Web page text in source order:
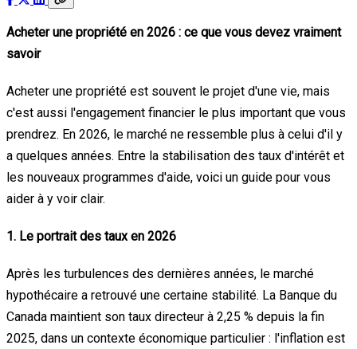
Acheter une propriété en 2026 : ce que vous devez vraiment
savoir
Acheter une propriété est souvent le projet d'une vie, mais
c'est aussi l'engagement financier le plus important que vous
prendrez. En 2026, le marché ne ressemble plus à celui d'il y
a quelques années. Entre la stabilisation des taux d'intérêt et
les nouveaux programmes d'aide, voici un guide pour vous
aider à y voir clair.
1. Le portrait des taux en 2026
Après les turbulences des dernières années, le marché
hypothécaire a retrouvé une certaine stabilité. La Banque du
Canada maintient son taux directeur à 2,25 % depuis la fin
2025, dans un contexte économique particulier : l'inflation est